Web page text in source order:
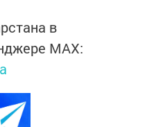
в
MАХ: